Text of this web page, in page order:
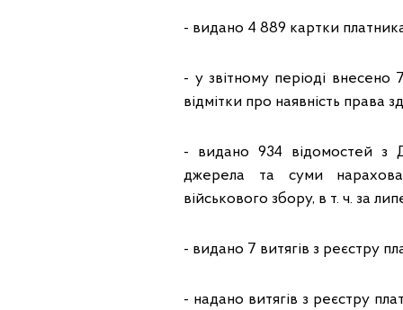
- видано 4 889 картки
- у звітному періоді
відмітки про наявність права
- видано 934 відомостей з
джерела та суми
військового збору, в т. ч. за
- видано 7 витягів з реєстру
- надано витягів з реєстру